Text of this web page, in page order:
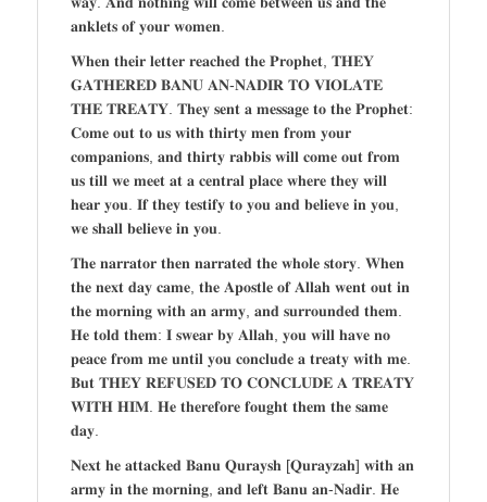
𝐚𝐧𝐤𝐥𝐞𝐭𝐬 𝐨𝐟 𝐲𝐨𝐮𝐫 𝐰𝐨𝐦𝐞𝐧.
𝐖𝐡𝐞𝐧 𝐭𝐡𝐞𝐢𝐫 𝐥𝐞𝐭𝐭𝐞𝐫 𝐫𝐞𝐚𝐜𝐡𝐞𝐝 𝐭𝐡𝐞 𝐏𝐫𝐨𝐩𝐡𝐞𝐭, 𝐓𝐇𝐄𝐘
𝐆𝐀𝐓𝐇𝐄𝐑𝐄𝐃 𝐁𝐀𝐍𝐔 𝐀𝐍-𝐍𝐀𝐃𝐈𝐑 𝐓𝐎 𝐕𝐈𝐎𝐋𝐀𝐓𝐄
𝐓𝐇𝐄 𝐓𝐑𝐄𝐀𝐓𝐘. 𝐓𝐡𝐞𝐲 𝐬𝐞𝐧𝐭 𝐚 𝐦𝐞𝐬𝐬𝐚𝐠𝐞 𝐭𝐨 𝐭𝐡𝐞 𝐏𝐫𝐨𝐩𝐡𝐞𝐭:
𝐂𝐨𝐦𝐞 𝐨𝐮𝐭 𝐭𝐨 𝐮𝐬 𝐰𝐢𝐭𝐡 𝐭𝐡𝐢𝐫𝐭𝐲 𝐦𝐞𝐧 𝐟𝐫𝐨𝐦 𝐲𝐨𝐮𝐫
𝐜𝐨𝐦𝐩𝐚𝐧𝐢𝐨𝐧𝐬, 𝐚𝐧𝐝 𝐭𝐡𝐢𝐫𝐭𝐲 𝐫𝐚𝐛𝐛𝐢𝐬 𝐰𝐢𝐥𝐥 𝐜𝐨𝐦𝐞 𝐨𝐮𝐭 𝐟𝐫𝐨𝐦
𝐮𝐬 𝐭𝐢𝐥𝐥 𝐰𝐞 𝐦𝐞𝐞𝐭 𝐚𝐭 𝐚 𝐜𝐞𝐧𝐭𝐫𝐚𝐥 𝐩𝐥𝐚𝐜𝐞 𝐰𝐡𝐞𝐫𝐞 𝐭𝐡𝐞𝐲 𝐰𝐢𝐥𝐥
𝐡𝐞𝐚𝐫 𝐲𝐨𝐮. 𝐈𝐟 𝐭𝐡𝐞𝐲 𝐭𝐞𝐬𝐭𝐢𝐟𝐲 𝐭𝐨 𝐲𝐨𝐮 𝐚𝐧𝐝 𝐛𝐞𝐥𝐢𝐞𝐯𝐞 𝐢𝐧 𝐲𝐨𝐮,
𝐰𝐞 𝐬𝐡𝐚𝐥𝐥 𝐛𝐞𝐥𝐢𝐞𝐯𝐞 𝐢𝐧 𝐲𝐨𝐮.
𝐓𝐡𝐞 𝐧𝐚𝐫𝐫𝐚𝐭𝐨𝐫 𝐭𝐡𝐞𝐧 𝐧𝐚𝐫𝐫𝐚𝐭𝐞𝐝 𝐭𝐡𝐞 𝐰𝐡𝐨𝐥𝐞 𝐬𝐭𝐨𝐫𝐲. 𝐖𝐡𝐞𝐧
𝐭𝐡𝐞 𝐧𝐞𝐱𝐭 𝐝𝐚𝐲 𝐜𝐚𝐦𝐞, 𝐭𝐡𝐞 𝐀𝐩𝐨𝐬𝐭𝐥𝐞 𝐨𝐟 𝐀𝐥𝐥𝐚𝐡 𝐰𝐞𝐧𝐭 𝐨𝐮𝐭 𝐢𝐧
𝐭𝐡𝐞 𝐦𝐨𝐫𝐧𝐢𝐧𝐠 𝐰𝐢𝐭𝐡 𝐚𝐧 𝐚𝐫𝐦𝐲, 𝐚𝐧𝐝 𝐬𝐮𝐫𝐫𝐨𝐮𝐧𝐝𝐞𝐝 𝐭𝐡𝐞𝐦.
𝐇𝐞 𝐭𝐨𝐥𝐝 𝐭𝐡𝐞𝐦: 𝐈 𝐬𝐰𝐞𝐚𝐫 𝐛𝐲 𝐀𝐥𝐥𝐚𝐡, 𝐲𝐨𝐮 𝐰𝐢𝐥𝐥 𝐡𝐚𝐯𝐞 𝐧𝐨
𝐩𝐞𝐚𝐜𝐞 𝐟𝐫𝐨𝐦 𝐦𝐞 𝐮𝐧𝐭𝐢𝐥 𝐲𝐨𝐮 𝐜𝐨𝐧𝐜𝐥𝐮𝐝𝐞 𝐚 𝐭𝐫𝐞𝐚𝐭𝐲 𝐰𝐢𝐭𝐡 𝐦𝐞.
𝐁𝐮𝐭 𝐓𝐇𝐄𝐘 𝐑𝐄𝐅𝐔𝐒𝐄𝐃 𝐓𝐎 𝐂𝐎𝐍𝐂𝐋𝐔𝐃𝐄 𝐀 𝐓𝐑𝐄𝐀𝐓𝐘
𝐖𝐈𝐓𝐇 𝐇𝐈𝐌. 𝐇𝐞 𝐭𝐡𝐞𝐫𝐞𝐟𝐨𝐫𝐞 𝐟𝐨𝐮𝐠𝐡𝐭 𝐭𝐡𝐞𝐦 𝐭𝐡𝐞 𝐬𝐚𝐦𝐞
𝐝𝐚𝐲.
𝐍𝐞𝐱𝐭 𝐡𝐞 𝐚𝐭𝐭𝐚𝐜𝐤𝐞𝐝 𝐁𝐚𝐧𝐮 𝐐𝐮𝐫𝐚𝐲𝐬𝐡 [𝐐𝐮𝐫𝐚𝐲𝐳𝐚𝐡] 𝐰𝐢𝐭𝐡 𝐚𝐧
𝐚𝐫𝐦𝐲 𝐢𝐧 𝐭𝐡𝐞 𝐦𝐨𝐫𝐧𝐢𝐧𝐠, 𝐚𝐧𝐝 𝐥𝐞𝐟𝐭 𝐁𝐚𝐧𝐮 𝐚𝐧-𝐍𝐚𝐝𝐢𝐫. 𝐇𝐞